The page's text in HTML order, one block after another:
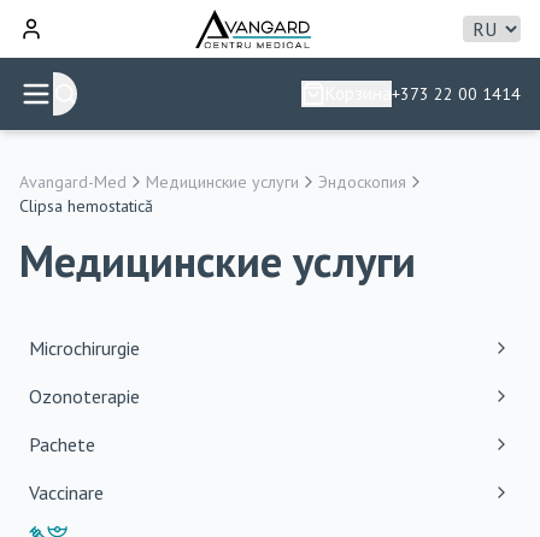
+373 22 00 1414
Avangard-Med Медицинские услуги
Эндоскопия
Clipsa hemostatică
Медицинские услуги
Microchirurgie
Ozonoterapie
Pachete
Vaccinare